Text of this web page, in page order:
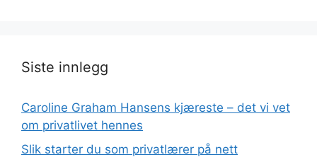
Siste innlegg
Caroline Graham Hansens kjæreste – det vi vet
om privatlivet hennes
Slik starter du som privatlærer på nett